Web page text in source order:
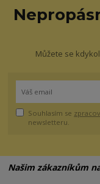
Můžete se
Souhlasím se
newsletteru.
Našim zákazníkům